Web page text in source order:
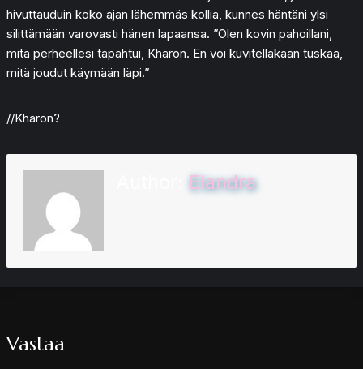
hivuttauduin koko ajan lähemmäs kollia, kunnes häntäni ylsi
silittämään varovasti hänen lapaansa. ”Olen kovin pahoillani,
mitä perheellesi tapahtui, Kharon. En voi kuvitellakaan tuskaa,
mitä joudut käymään läpi.”
//Kharon?
Elandra
Vastaa